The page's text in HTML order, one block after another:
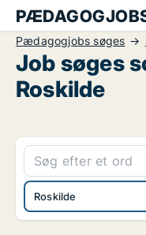
Pædagogjobs søges
Job søges
Roskilde
Roskilde